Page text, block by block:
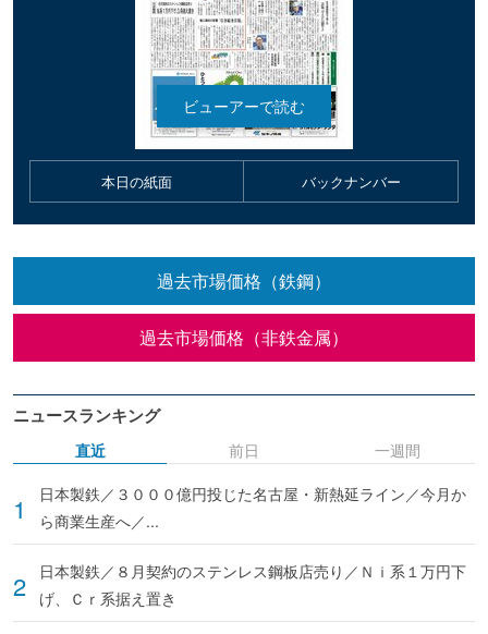
本日の紙面 バックナンバー
過去市場価格（鉄鋼）
過去市場価格（非鉄金属）
ニュースランキング
直近
日本製鉄／３０００億円投じた名古屋・新熱延ライン／今月か
ら商業生産へ／...
日本製鉄／８月契約のステンレス鋼板店売り／Ｎｉ系１万円下
げ、Ｃｒ系据え置き
前日 一週間